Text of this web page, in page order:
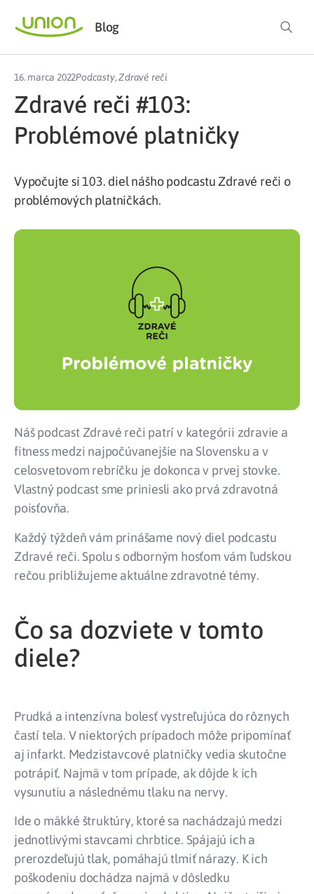
Blog
16. marca 2022Podcasty,Zdravé reči
Zdravé reči #103:
Problémové platničky
Vypočujte si 103. diel nášho podcastu Zdravé reči o
problémových platničkách.
Náš podcast Zdravé reči patrí v kategórii zdravie a
fitness medzi najpočúvanejšie na Slovensku a v
celosvetovom rebríčku je dokonca v prvej stovke.
Vlastný podcast sme priniesli ako prvá zdravotná
poisťovňa.
Každý týždeň vám prinášame nový diel podcastu
Zdravé reči. Spolu s odborným hosťom vám ľudskou
rečou približujeme aktuálne zdravotné témy.
Čo sa dozviete v tomto
diele?
Prudká a intenzívna bolesť vystreľujúca do rôznych
častí tela. V niektorých prípadoch môže pripomínať
aj infarkt. Medzistavcové platničky vedia skutočne
potrápiť. Najmä v tom prípade, ak dôjde k ich
vysunutiu a následnému tlaku na nervy.
Ide o mäkké štruktúry, ktoré sa nachádzajú medzi
jednotlivými stavcami chrbtice. Spájajú ich a
prerozdeľujú tlak, pomáhajú tlmiť nárazy. K ich
poškodeniu dochádza najmä v dôsledku